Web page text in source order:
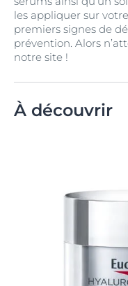
les appliquer sur
premiers signes de
prévention. Alors
notre site !
À découvrir